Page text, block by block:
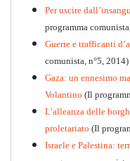
Per uscire
programma
Guerre e trafficanti
comunista, n°5, 2014)
Gaza: un ennesimo
Volantino (Il
L’alleanza delle
proletariato (Il
Israele e Palestina: